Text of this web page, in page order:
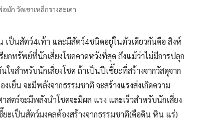
มัก วัดเขาเหล็กรางสะเดา
เป็นสัตว์4เท้า และมีสัตว์4ชนิดอยู่ในตัวเดียวกันคือ สิงห์
กทรัพย์ที่นักเสี่ยงโชคคาดหวังที่สุด ถึงแม้ว่าไม่มีการปลุก
ใจสำหรับนักเสี่ยงโชค ถ้าเป็นปีเซี๊ยะที่สร้างจากวัสดุจาก
ย็น จะมีพลังจากธรรมชาติ จะสร้างแรงส่งเกิดความ
ตร์จะมีพลังนำโชคจะมีผล แรง และเร็วสำหรับนักเสี่ยง
ะเป็นสัตว์มงคลต้องสร้างจากธรรมชาติ(คือดิน หิน แร่)